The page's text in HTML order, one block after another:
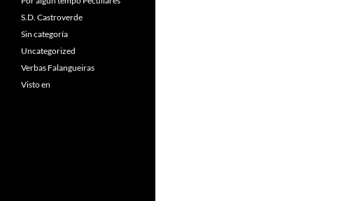
S.D. Castroverde
Sin categoría
Uncategorized
Verbas Falangueiras
Visto en